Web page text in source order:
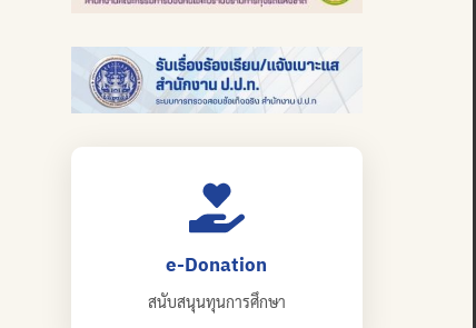
e-Donation
สนับสนุนทุนการศึกษา